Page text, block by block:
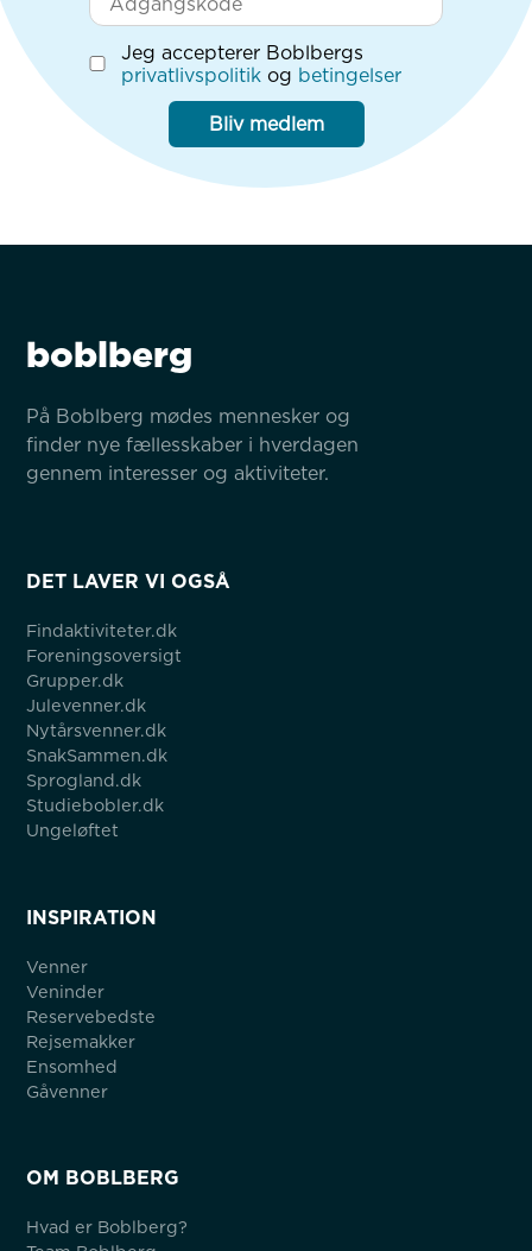
Jeg accepterer Boblbergs
privatlivspolitik og betingelser
Bliv medlem
boblberg
På Boblberg mødes mennesker og
finder nye fællesskaber i hverdagen
gennem interesser og aktiviteter.
DET LAVER VI OGSÅ
Findaktiviteter.dk
Foreningsoversigt
Grupper.dk
Julevenner.dk
Nytårsvenner.dk
SnakSammen.dk
Sprogland.dk
Studiebobler.dk
Ungeløftet
INSPIRATION
Venner
Veninder
Reservebedste
Rejsemakker
Ensomhed
Gåvenner
OM BOBLBERG
Hvad er Boblberg?